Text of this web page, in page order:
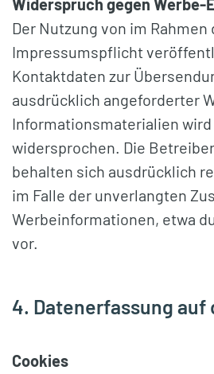
Widerspruch gegen Werbe-
Der Nutzung von im Rahmen
Impressumspflicht
Kontaktdaten zur
ausdrücklich angeforderter
Informationsmaterialien
widersprochen. Die
behalten sich ausdrücklich
im Falle der unverlangten
Werbeinformationen, etwa
vor.
4. Datenerfassung auf
Cookies